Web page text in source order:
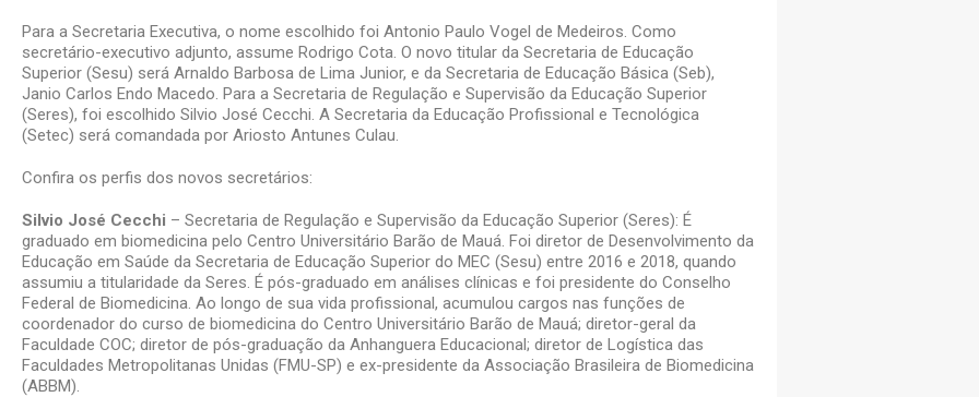
Para a Secretaria Executiva, o nome escolhido foi Antonio Paulo Vogel de Medeiros. Como
secretário-executivo adjunto, assume Rodrigo Cota. O novo titular da Secretaria de Educação
Superior (Sesu) será Arnaldo Barbosa de Lima Junior, e da Secretaria de Educação Básica (Seb),
Janio Carlos Endo Macedo. Para a Secretaria de Regulação e Supervisão da Educação Superior
(Seres), foi escolhido Silvio José Cecchi. A Secretaria da Educação Profissional e Tecnológica
(Setec) será comandada por Ariosto Antunes Culau.
Confira os perfis dos novos secretários:
Silvio José Cecchi – Secretaria de Regulação e Supervisão da Educação Superior (Seres): É
graduado em biomedicina pelo Centro Universitário Barão de Mauá. Foi diretor de Desenvolvimento da
Educação em Saúde da Secretaria de Educação Superior do MEC (Sesu) entre 2016 e 2018, quando
assumiu a titularidade da Seres. É pós-graduado em análises clínicas e foi presidente do Conselho
Federal de Biomedicina. Ao longo de sua vida profissional, acumulou cargos nas funções de
coordenador do curso de biomedicina do Centro Universitário Barão de Mauá; diretor-geral da
Faculdade COC; diretor de pós-graduação da Anhanguera Educacional; diretor de Logística das
Faculdades Metropolitanas Unidas (FMU-SP) e ex-presidente da Associação Brasileira de Biomedicina
(ABBM).